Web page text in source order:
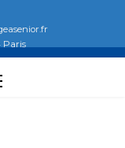
Paris